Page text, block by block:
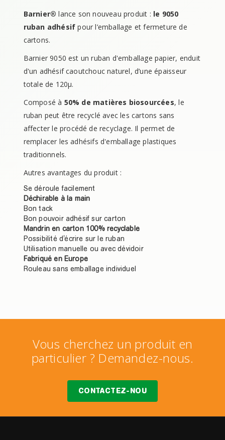
Barnier® lance son nouveau produit : le 9050
ruban adhésifpour l’emballage et fermeture de
cartons.
Barnier 9050 est un ruban d'emballage papier, enduit
d'un adhésif caoutchouc naturel, d’une épaisseur
totale de 120μ.
Composé à 50% de matières biosourcées, le
ruban peut être recyclé avec les cartons sans
affecter le procédé de recyclage. Il permet de
remplacer les adhésifs d'emballage plastiques
traditionnels.
Autres avantages du produit :
Se déroule facilement
Déchirable à la main
Bon tack
Bon pouvoir adhésif sur carton
Mandrin en carton 100% recyclable
Possibilité d'écrire sur le ruban
Utilisation manuelle ou avec dévidoir
Fabriqué en Europe
Rouleau sans emballage individuel
Vous cherchez un produit en
particulier ? Demandez-nous.
CONTACTEZ-NOU